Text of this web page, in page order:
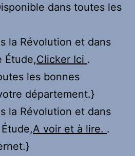
dans toutes les
la Révolution et dans
Étude,Clicker Ici .
les bonnes
département.}
la Révolution et dans
A voir et à lire. .